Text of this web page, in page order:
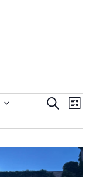
és
nézet
választás
Keresett
kifejezésnézet
Lista